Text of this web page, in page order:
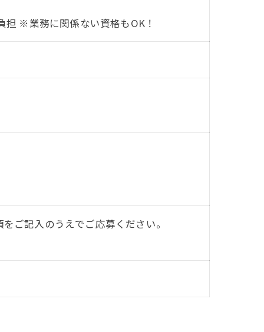
※業務に関係ない資格もOK！
ご記入のうえでご応募ください。